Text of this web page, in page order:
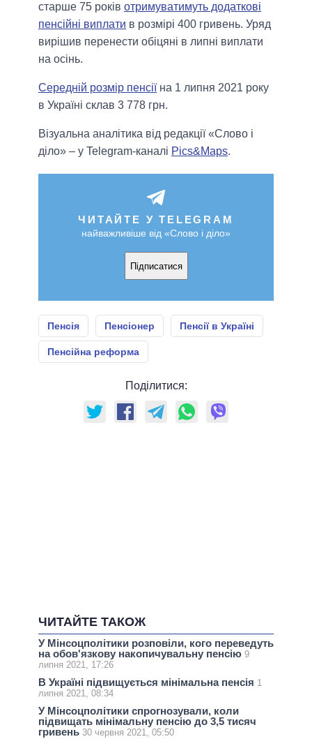
старше 75 років отримуватимуть додаткові
пенсійні виплати в розмірі 400 гривень. Уряд
вирішив перенести обіцяні в липні виплати
на осінь.
Середній розмір пенсіїна 1 липня 2021 року
в Україні склав 3 778 грн.
Візуальна аналітика від редакції «Слово і
діло» – у Telegram-каналі Pics&Maps.
ЧИТАЙТЕ У TELEGRAM
найважливіше від «Слово і діло»
Підписатися
Пенсія Пенсіонер Пенсії в Україні
Пенсійна реформа
Поділитися:
ЧИТАЙТЕ ТАКОЖ
У Мінсоцполітики розповіли, кого переведуть
на обов'язкову накопичувальну пенсію 9
липня 2021, 17:26
В Україні підвищується мінімальна пенсія 1
липня 2021, 08:34
У Мінсоцполітики спрогнозували, коли
підвищать мінімальну пенсію до 3,5 тисяч
гривень 30 червня 2021, 05:50